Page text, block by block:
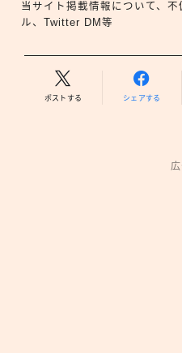
当サイト掲載情報について、
ル、Twitter DM等
ポストする シェアする